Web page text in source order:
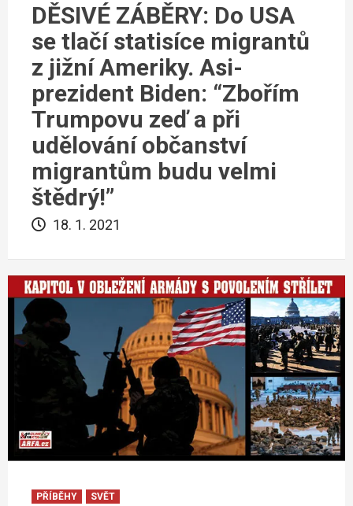
DĚSIVÉ ZÁBĚRY: Do USA
se tlačí statisíce migrantů
z jižní Ameriky. Asi-
prezident Biden: “Zbořím
Trumpovu zeď a při
udělování občanství
migrantům budu velmi
štědrý!”
18. 1. 2021
PŘÍBĚHY SVĚT